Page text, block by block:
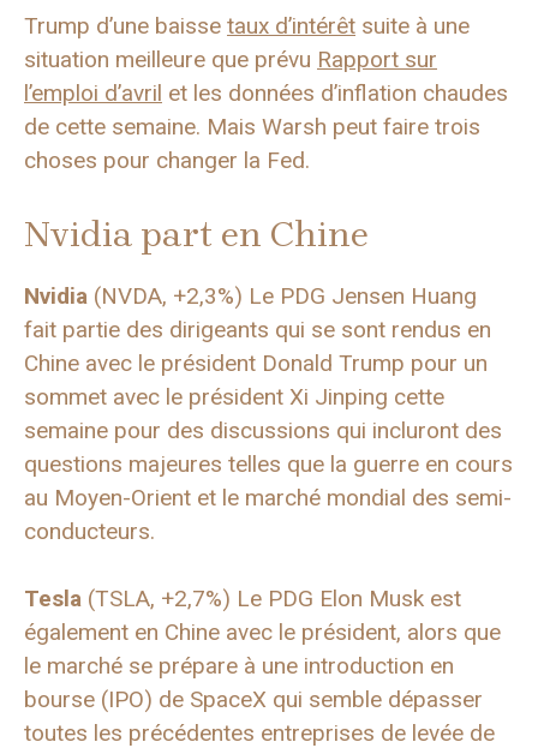
Trump d’une baisse taux d’intérêt suite à une
situation meilleure que prévu Rapport sur
l’emploi d’avril et les données d’inflation chaudes
de cette semaine. Mais Warsh peut faire trois
choses pour changer la Fed.
Nvidia part en Chine
Nvidia (NVDA, +2,3%) Le PDG Jensen Huang
fait partie des dirigeants qui se sont rendus en
Chine avec le président Donald Trump pour un
sommet avec le président Xi Jinping cette
semaine pour des discussions qui incluront des
questions majeures telles que la guerre en cours
au Moyen-Orient et le marché mondial des semi-
conducteurs.
Tesla (TSLA, +2,7%) Le PDG Elon Musk est
également en Chine avec le président, alors que
le marché se prépare à une introduction en
bourse (IPO) de SpaceX qui semble dépasser
toutes les précédentes entreprises de levée de